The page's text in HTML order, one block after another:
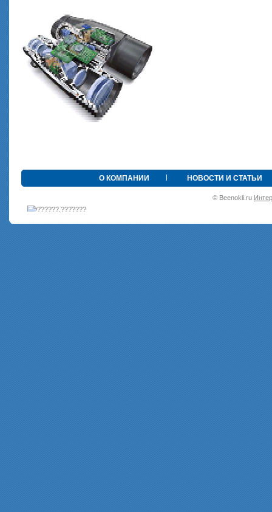
О КОМПАНИИ НОВОСТИ И СТАТЬИ
© Beenokli.ru
•